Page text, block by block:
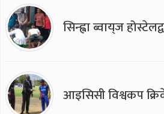
सिन्ह्वा ब्वाय्‌ज
आइसिसी विश्वकप